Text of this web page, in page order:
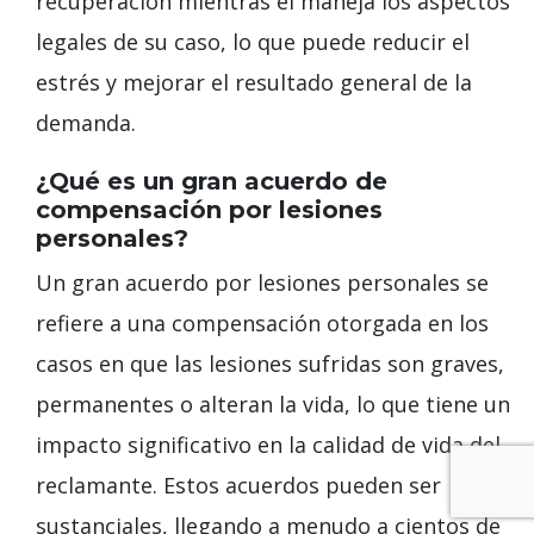
legales de su caso, lo que puede reducir el
estrés y mejorar el resultado general de la
demanda.
¿Qué es un gran acuerdo de
compensación por lesiones
personales?
Un gran acuerdo por lesiones personales se
refiere a una compensación otorgada en los
casos en que las lesiones sufridas son graves,
permanentes o alteran la vida, lo que tiene un
impacto significativo en la calidad de vida del
reclamante. Estos acuerdos pueden ser
sustanciales, llegando a menudo a cientos de